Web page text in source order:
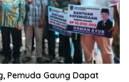
Pemuda Gaung Dapat